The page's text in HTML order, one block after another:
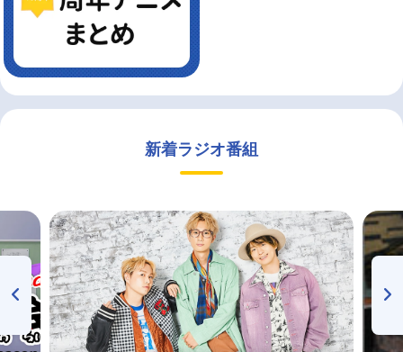
新着ラジオ番組